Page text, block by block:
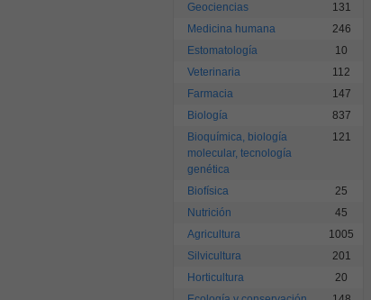
Geociencias
131
Medicina humana
246
Estomatología
10
Veterinaria
112
Farmacia
147
Biología
837
Bioquímica, biología
molecular, tecnología
genética
121
Biofísica
25
Nutrición
45
Agricultura
1005
Silvicultura
201
Horticultura
20